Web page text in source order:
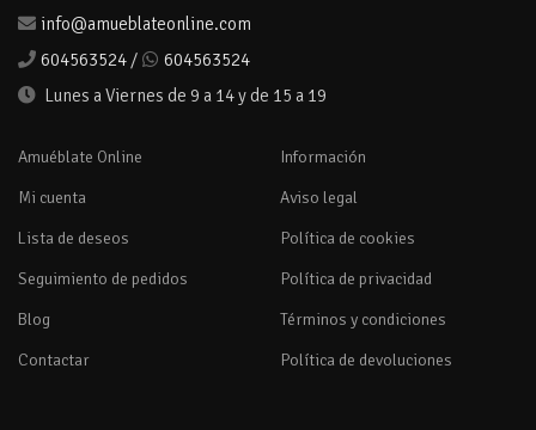
info@amueblateonline.com
604563524 /
604563524
Lunes a Viernes de 9 a 14 y de 15 a 19
Amuéblate Online
Mi cuenta
Lista de deseos
Seguimiento de pedidos
Blog
Contactar
Información
Aviso legal
Política de cookies
Política de privacidad
Términos y condiciones
Política de devoluciones